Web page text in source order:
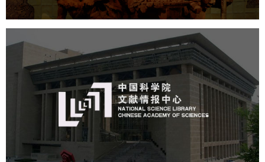
中国科学院文献情报中心
网站建设 虚拟展厅
数字博物馆建设
展厅空间设计
产品展厅设计